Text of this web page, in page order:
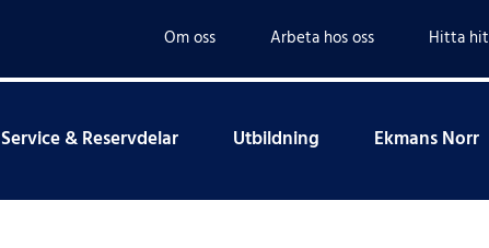
Om oss Arbeta hos oss Hitta hit
Service & Reservdelar Utbildning Ekmans Norr